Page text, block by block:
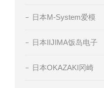
日本M-System爱模
日本IIJIMA饭岛电子
日本OKAZAKI冈崎